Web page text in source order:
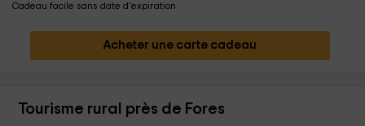
Cadeau facile sans date d'expiration
Acheter une carte cadeau
Tourisme rural près de Fores